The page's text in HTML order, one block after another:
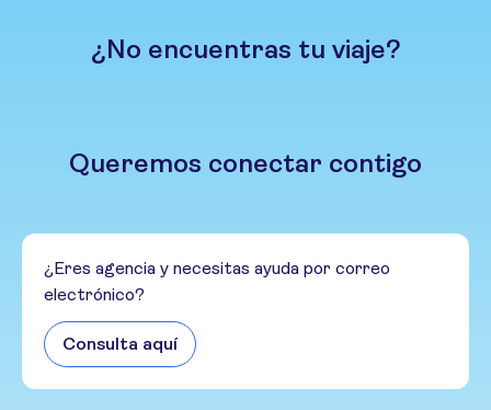
¿No encuentras tu viaje?
Queremos conectar contigo
¿Eres agencia y necesitas ayuda por correo
electrónico?
Consulta aquí